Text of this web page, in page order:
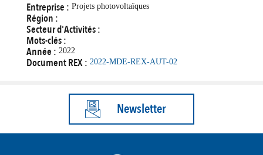
Entreprise : Projets photovoltaïques
Région :
Secteur d'Activités :
Mots-clés :
Année : 2022
Document REX : 2022-MDE-REX-AUT-02
Newsletter